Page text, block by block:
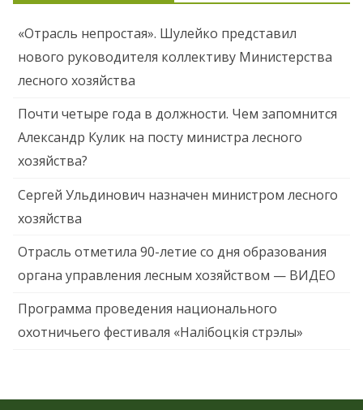
«Отрасль непростая». Шулейко представил
нового руководителя коллективу Министерства
лесного хозяйства
Почти четыре года в должности. Чем запомнится
Александр Кулик на посту министра лесного
хозяйства?
Сергей Ульдинович назначен министром лесного
хозяйства
Отрасль отметила 90-летие со дня образования
органа управления лесным хозяйством — ВИДЕО
Программа проведения национального
охотничьего фестиваля «Налібоцкія стрэлы»